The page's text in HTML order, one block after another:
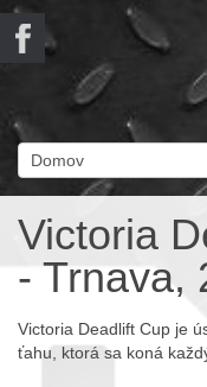
Victoria
- Trnava,
Victoria Deadlift Cup je
ťahu, ktorá sa koná